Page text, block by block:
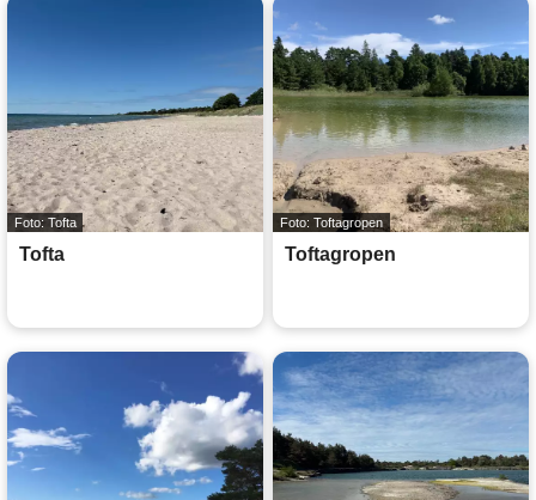
Foto: Tofta
Tofta
Foto: Toftagropen
Toftagropen